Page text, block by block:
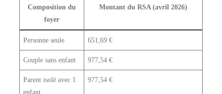
Composition du
foyer
Montant du RSA (avril 2026)
Personne seule 651,69 €
Couple sans enfant 977,54 €
Parent isolé avec 1
enfant
977,54 €